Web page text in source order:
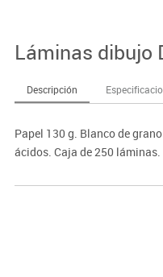
Láminas dibujo
Descripción
Papel 130 g. Blanco de
ácidos. Caja de 250 láminas.